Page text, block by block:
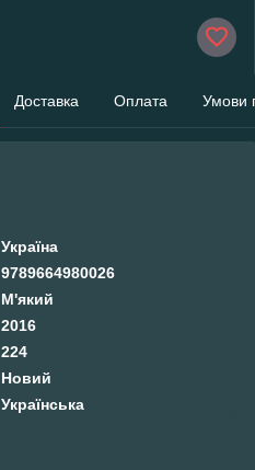
Доставка Оплата Умови
Україна
9789664980026
М'який
2016
224
Новий
Українська